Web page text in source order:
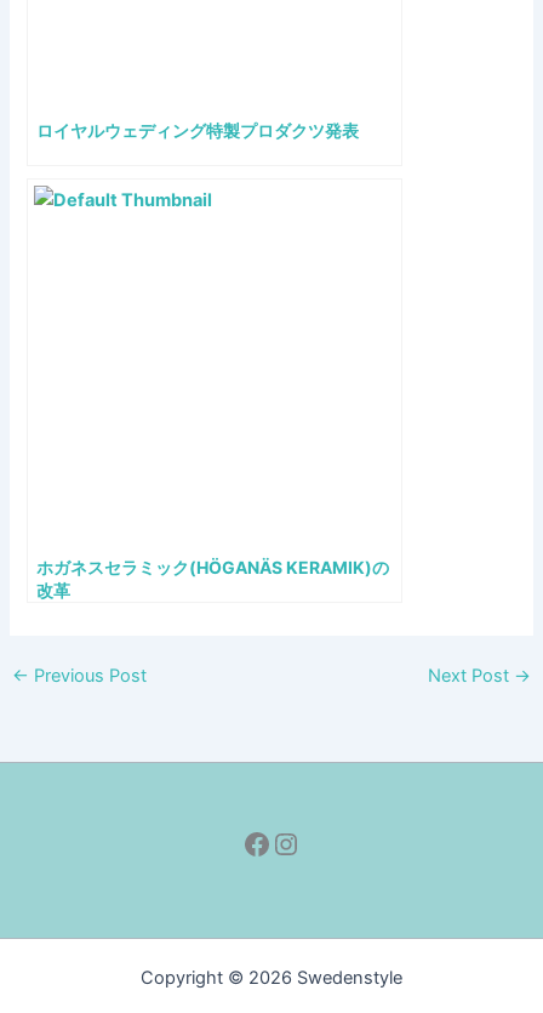
ロイヤルウェディング特製プロダクツ発表
ホガネスセラミック(HÖGANÄS KERAMIK)の
改革
← Previous Post Next Post →
Facebook
Instagram
Copyright © 2026 Swedenstyle